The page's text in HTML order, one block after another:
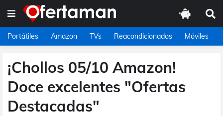
Portátiles Amazon TVs Reacondicionados Móviles
¡Chollos 05/10 Amazon!
Doce excelentes "Ofertas
Destacadas"